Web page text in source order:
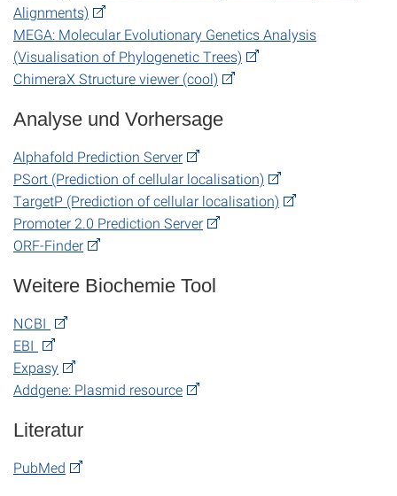
Alignments)
MEGA: Molecular Evolutionary Genetics Analysis
(Visualisation of Phylogenetic Trees)
ChimeraX Structure viewer (cool)
Analyse und Vorhersage
Alphafold Prediction Server
PSort (Prediction of cellular localisation)
TargetP (Prediction of cellular localisation)
Promoter 2.0 Prediction Server
ORF-Finder
Weitere Biochemie Tool
NCBI
EBI
Expasy
Addgene: Plasmid resource
Literatur
PubMed